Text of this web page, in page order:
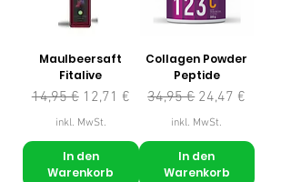
Maulbeersaft
Fitalive
Standardpreis
14,95 € Sale-Preis
12,71 €
inkl. MwSt.
In den
Warenkorb
Collagen Powder
Peptide
Standardpreis
34,95 € Sale-Preis
24,47 €
inkl. MwSt.
In den
Warenkorb